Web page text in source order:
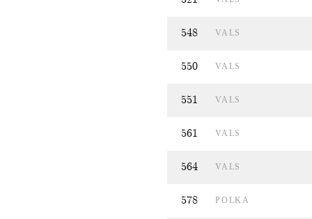
548 VALS
550 VALS
551 VALS
561 VALS
564 VALS
578 POLKA